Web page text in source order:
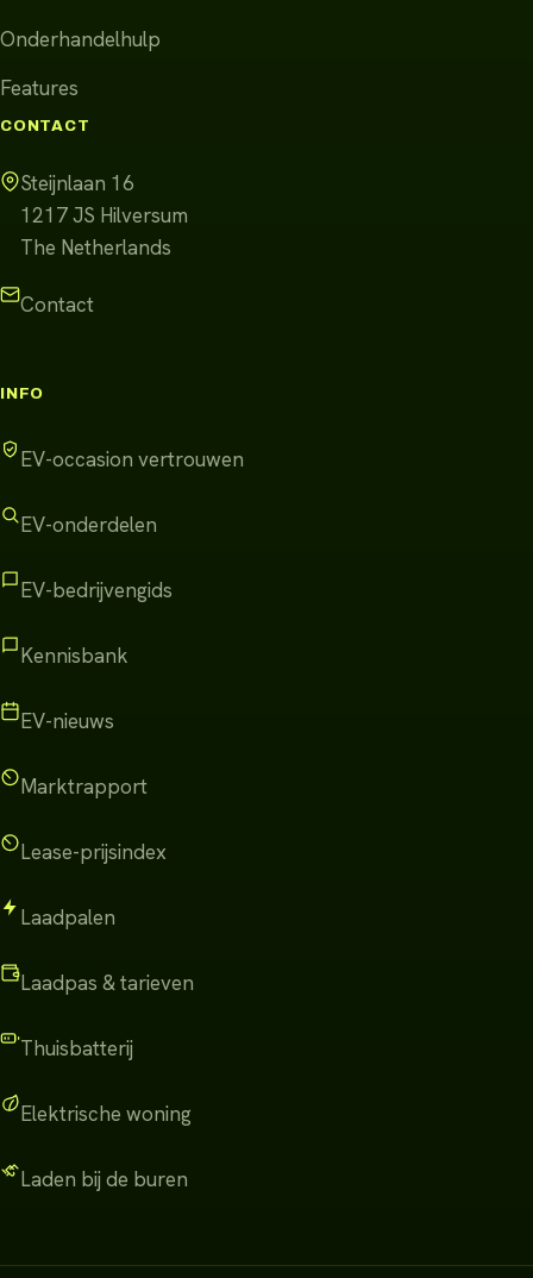
Onderhandelhulp
Features
CONTACT
Steijnlaan 16
1217 JS Hilversum
The Netherlands
Contact
INFO
EV-occasion vertrouwen
EV-onderdelen
EV-bedrijvengids
Kennisbank
EV-nieuws
Marktrapport
Lease-prijsindex
Laadpalen
Laadpas & tarieven
Thuisbatterij
Elektrische woning
Laden bij de buren